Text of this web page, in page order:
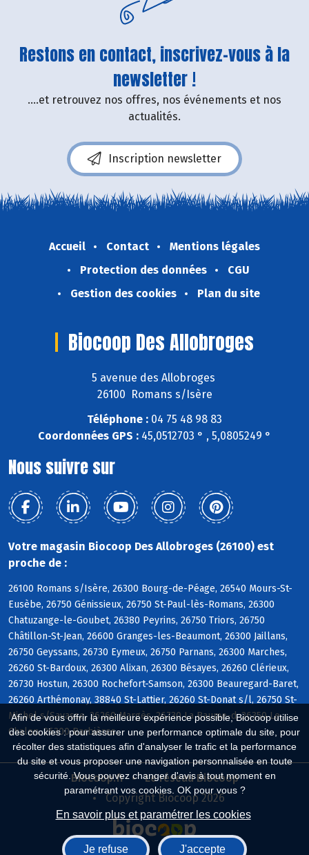
Afin de vous offrir la meilleure expérience possible, Biocoop utilise
des cookies : pour assurer une performance optimale du site, pour
récolter des statistiques afin d'analyser le trafic et la performance
du site et vous proposer une navigation personnalisée en toute
sécurité. Vous pouvez changer d'avis à tout moment en
paramétrant vos cookies. OK pour vous ?
En savoir plus et paramétrer les cookies
Je refuse J'accepte
Restons en contact, inscrivez-vous à la
newsletter !
....et retrouvez nos offres, nos événements et nos
actualités.
Inscription newsletter
Accueil Contact
Mentions légales
Protection des données
CGU
Gestion des cookies
Plan du site
Biocoop Des Allobroges
5 avenue des Allobroges
26100 Romans s/Isère
Téléphone : 04 75 48 98 83
Coordonnées GPS : 45,0512703 ° , 5,0805249 °
Nous suivre sur
Votre magasin Biocoop Des Allobroges (26100) est
proche de :
26100 Romans s/Isère, 26300 Bourg-de-Péage, 26540 Mours-St-
Eusèbe, 26750 Génissieux, 26750 St-Paul-lès-Romans, 26300
Chatuzange-le-Goubet, 26380 Peyrins, 26750 Triors, 26750
Châtillon-St-Jean, 26600 Granges-les-Beaumont, 26300 Jaillans,
26750 Geyssans, 26730 Eymeux, 26750 Parnans, 26300 Marches,
26260 St-Bardoux, 26300 Alixan, 26300 Bésayes, 26260 Clérieux,
26730 Hostun, 26300 Rochefort-Samson, 26300 Beauregard-Baret,
26260 Arthémonay, 38840 St-Lattier, 26260 St-Donat s/l, 26750 St-
Michel s/Savasse, 26260 Margès, 26730 La Baume-d, 26350 Le
Chalon, 26300 Barbières
Biocoop.fr
Le réseau Biocoop
Copyright Biocoop 2026